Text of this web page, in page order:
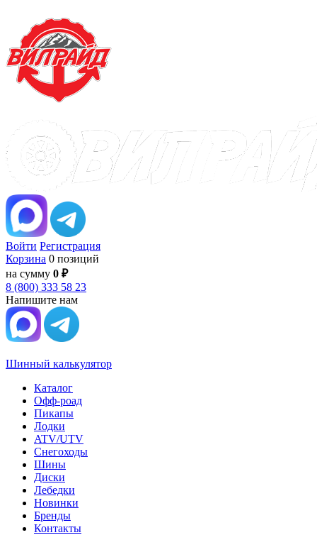
Войти Регистрация
Корзина 0 позиций
на сумму 0 ₽
8 (800) 333 58 23
Напишите нам
Шинный калькулятор
Каталог
Офф-роад
Пикапы
Лодки
ATV/UTV
Снегоходы
Шины
Диски
Лебедки
Новинки
Бренды
Контакты